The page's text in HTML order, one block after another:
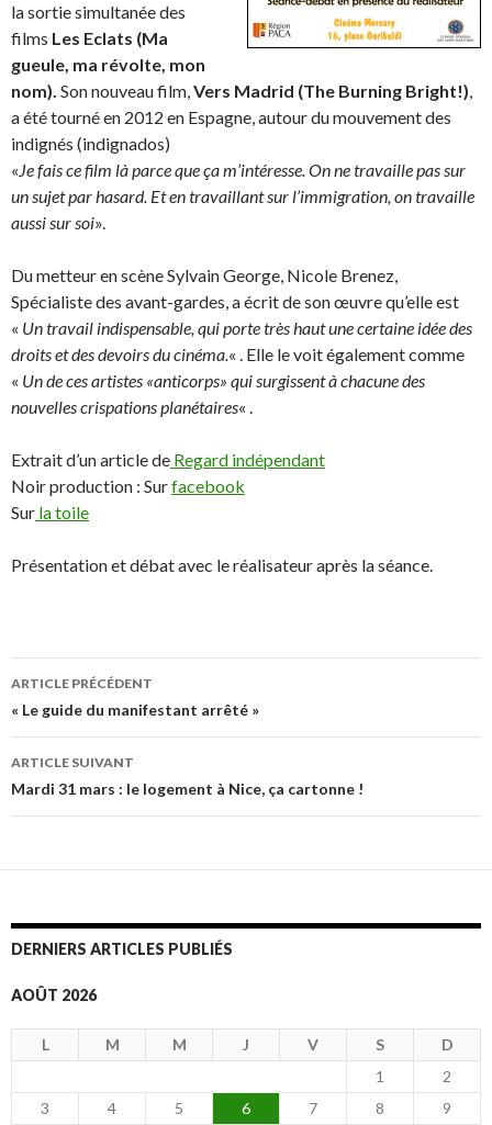
la sortie simultanée des
films Les Eclats (Ma
gueule, ma révolte, mon
nom). Son nouveau film,Vers Madrid (The Burning Bright!),
a été tourné en 2012 en Espagne, autour du mouvement des
indignés (indignados)
«Je fais ce film là parce que ça m’intéresse. On ne travaille pas sur
un sujet par hasard. Et en travaillant sur l’immigration, on travaille
aussi sur soi».
Du metteur en scène Sylvain George, Nicole Brenez,
Spécialiste des avant-gardes, a écrit de son œuvre qu’elle est
« Un travail indispensable, qui porte très haut une certaine idée des
droits et des devoirs du cinéma.« . Elle le voit également comme
« Un de ces artistes «anticorps» qui surgissent à chacune des
nouvelles crispations planétaires« .
Extrait d’un article de Regard indépendant
Noir production : Surfacebook
Sur la toile
Présentation et débat avec le réalisateur après la séance.
Navigation
des
articles
ARTICLE PRÉCÉDENT
« Le guide du manifestant arrêté »
ARTICLE SUIVANT
Mardi 31 mars : le logement à Nice, ça cartonne !
DERNIERS ARTICLES PUBLIÉS
AOÛT 2026
L M M J V S
D
1
2
3
4 5 6 7 8 9